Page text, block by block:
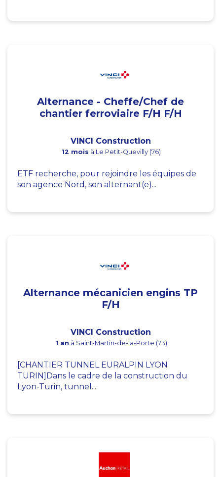
Alternance - Cheffe/Chef de
chantier ferroviaire F/H F/H
VINCI Construction
12 mois à Le Petit-Quevilly (76)
ETF recherche, pour rejoindre les équipes de
son agence Nord, son alternant(e)...
Alternance mécanicien engins TP
F/H
VINCI Construction
1 an à Saint-Martin-de-la-Porte (73)
[CHANTIER TUNNEL EURALPIN LYON
TURIN]Dans le cadre de la construction du
Lyon-Turin, tunnel...